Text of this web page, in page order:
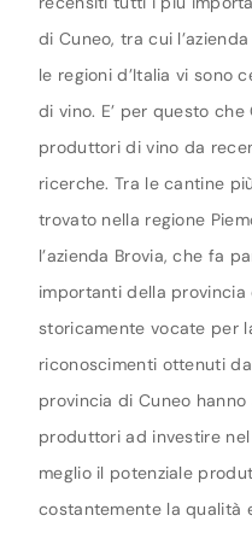
di Cuneo, tra cui
le regioni d’Italia vi sono
di vino. E’ per questo
produttori di vino da
ricerche. Tra le cantine
trovato nella regione
l’azienda Brovia, che fa
importanti della provincia
storicamente vocate per
riconoscimenti ottenuti
provincia di Cuneo
produttori ad investire
meglio il potenziale
costantemente la qualità